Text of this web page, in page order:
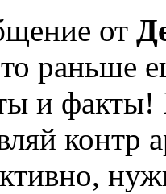
от
раньше
и факты!
контр